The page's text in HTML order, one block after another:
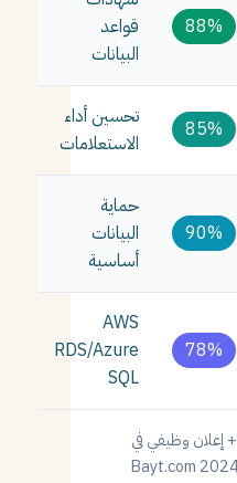
88%
قواعد
البيانات
85%
تحسين أداء
الاستعلامات
90%
حماية
البيانات
أساسية
78%
AWS
RDS/Azure
SQL
*المصدر: تحليل 10,000+ إعلان وظيفي في